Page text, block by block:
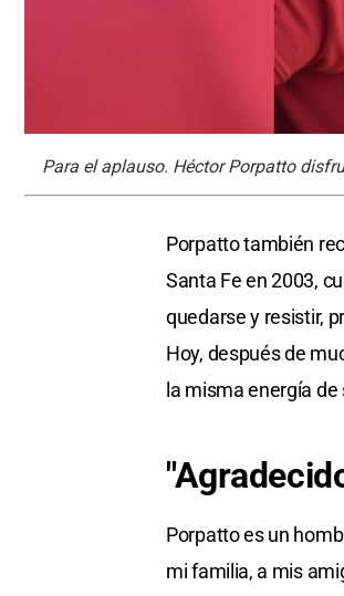
Para el aplauso. Héctor Porpatto
Porpatto también
Santa Fe en 2003,
quedarse y resistir,
Hoy, después de
la misma energía
Porpatto es un
mi familia, a mis